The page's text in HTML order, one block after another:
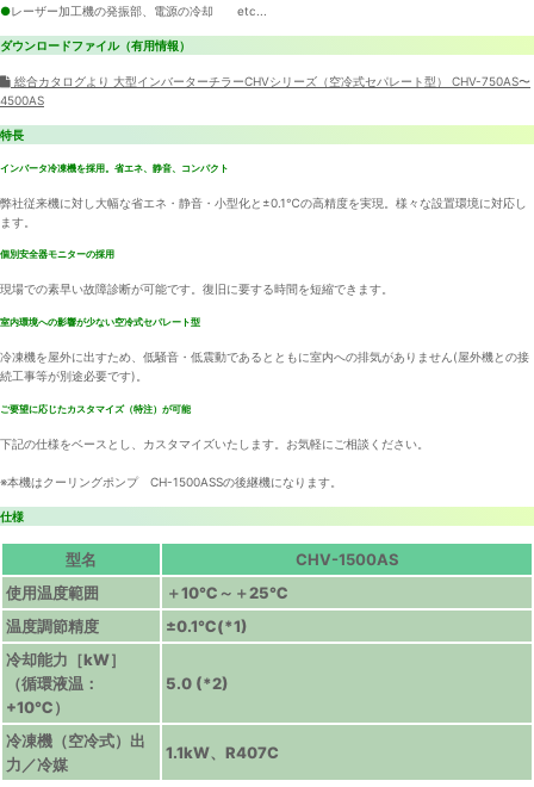
●レーザー加工機の発振部、電源の冷却 etc...
ダウンロードファイル（有用情報）
総合カタログより 大型インバーターチラーCHVシリーズ（空冷式セパレート型） CHV-750AS〜
4500AS
特長
インバータ冷凍機を採用。省エネ、静音、コンパクト
弊社従来機に対し大幅な省エネ・静音・小型化と±0.1℃の高精度を実現。様々な設置環境に対応し
ます。
個別安全器モニターの採用
現場での素早い故障診断が可能です。復旧に要する時間を短縮できます。
室内環境への影響が少ない空冷式セパレート型
冷凍機を屋外に出すため、低騒音・低震動であるとともに室内への排気がありません(屋外機との接
続工事等が別途必要です)。
ご要望に応じたカスタマイズ（特注）が可能
下記の仕様をベースとし、カスタマイズいたします。お気軽にご相談ください。
※本機はクーリングポンプ CH-1500ASSの後継機になります。
仕様
型名
CHV-1500AS
使用温度範囲
＋10℃～＋25℃
温度調節精度
±0.1℃(*1)
冷却能力［kW］
（循環液温：
+10℃）
5.0 (*2)
冷凍機（空冷式）出
力／冷媒
1.1kW、R407C